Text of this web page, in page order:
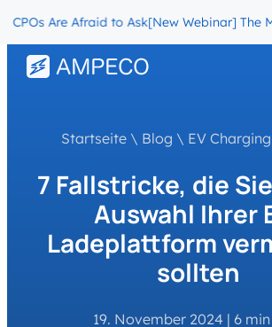
Are Afraid to Ask[New Webinar] The
Startseite \ Blog \ EV
7 Fallstricke, die
Auswahl Ihrer
Ladeplattform
sollten
19. November 2024| 6